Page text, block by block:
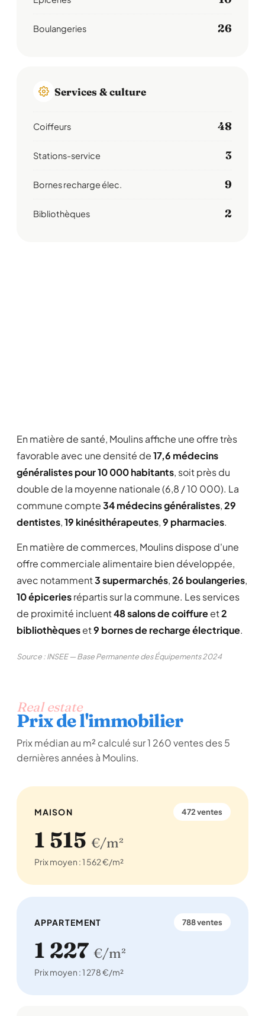
Boulangeries 26
Services & culture
Coiffeurs 48
Stations-service 3
Bornes recharge élec. 9
Bibliothèques 2
En matière de santé, Moulins affiche une offre très
favorable avec une densité de17,6 médecins
généralistes pour 10 000 habitants, soit près du
double de la moyenne nationale (6,8 / 10 000). La
commune compte34 médecins généralistes,29
dentistes,19 kinésithérapeutes,9 pharmacies.
En matière de commerces, Moulins dispose d'une
offre commerciale alimentaire bien développée,
avec notamment3 supermarchés,26 boulangeries,
10 épiceriesrépartis sur la commune. Les services
de proximité incluent48 salons de coiffureet2
bibliothèqueset9 bornes de recharge électrique.
Source : INSEE — Base Permanente des Équipements 2024
Real estate
Prix de l'immobilier
Prix médian au m² calculé sur 1 260 ventes des 5
dernières années à Moulins.
MAISON 472 ventes
1 515 €/m²
Prix moyen : 1 562 €/m²
APPARTEMENT 788 ventes
1 227 €/m²
Prix moyen : 1 278 €/m²